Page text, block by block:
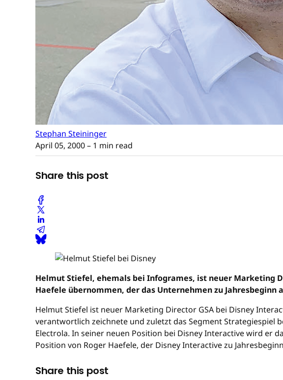
Stephan Steininger
April 05, 2000– 1 min read
Share this post
Helmut Stiefel, ehemals bei Infogrames, ist neuer Marketing
Haefele übernommen, der das Unternehmen zu Jahresbeginn
Helmut Stiefel ist neuer Marketing Director GSA bei Disney
verantwortlich zeichnete und zuletzt das Segment Strategiespiel
Electrola. In seiner neuen Position bei Disney Interactive wird er
Position von Roger Haefele, der Disney Interactive zu
Share this post